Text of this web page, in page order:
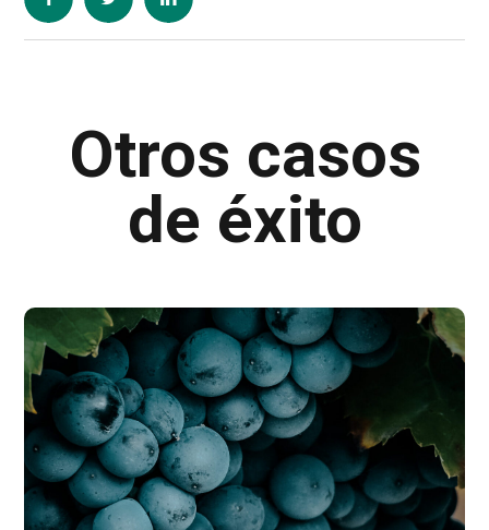
Otros casos
de éxito